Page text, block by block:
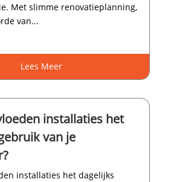
Met slimme renovatieplanning,
van...
Lees Meer
installaties het
van je
installaties het dagelijks